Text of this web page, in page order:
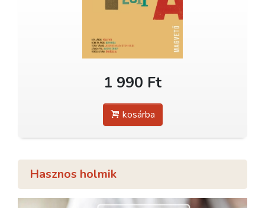
1 990 Ft
kosárba
Hasznos holmik